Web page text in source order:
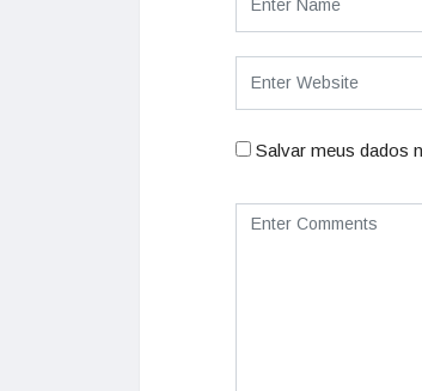
Salvar meus dados